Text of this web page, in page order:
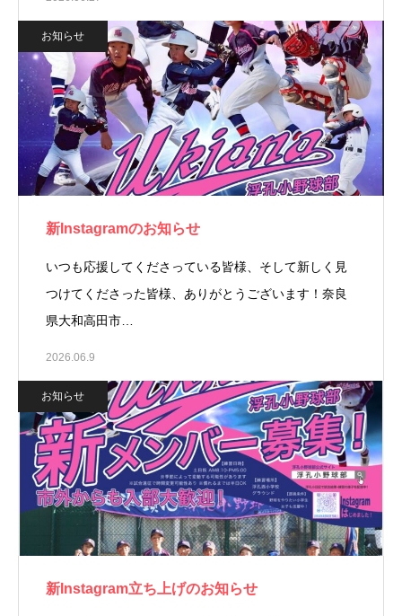
お知らせ
新Instagramのお知らせ
いつも応援してくださっている皆様、そして新しく見
つけてくださった皆様、ありがとうございます！奈良
県大和高田市…
2026.06.9
お知らせ
新Instagram立ち上げのお知らせ